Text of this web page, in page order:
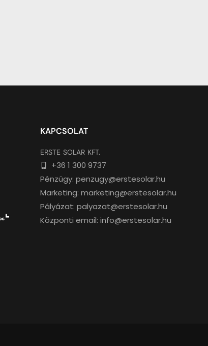
KAPCSOLAT
ERSTE SOLAR KFT.
+36 1 300 9737
Pénzügy: penzugy@erstesolar.hu
Marketing: marketing@erstesolar.hu
Pályázat: palyazat@erstesolar.hu
Központi email: info@erstesolar.hu